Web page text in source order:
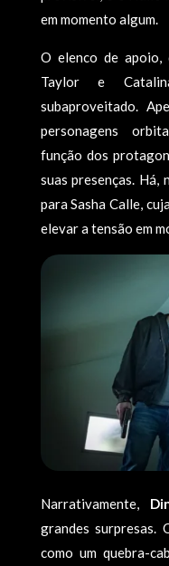
em momento algum.
O elenco de apoio,
Taylor e
subaproveitado.
personagens
função dos
suas presenças. Há,
para Sasha Calle,
elevar a tensão em
Narrativamente,
grandes surpresas.
como um quebra-